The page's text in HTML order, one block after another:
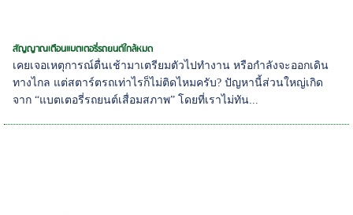
สัญญาณเตือนแบตเตอรี่รถยนต์ใกล้หมด
เคยเจอเหตุการณ์ตื่นเช้ามาเตรียมตัวไปทำงาน หรือกำลังจะออกเดิน
ทางไกล แต่สตาร์ตรถเท่าไรก็ไม่ติดไหมครับ? ปัญหานี้ส่วนใหญ่เกิด
จาก “แบตเตอรี่รถยนต์เสื่อมสภาพ” โดยที่เราไม่ทัน...